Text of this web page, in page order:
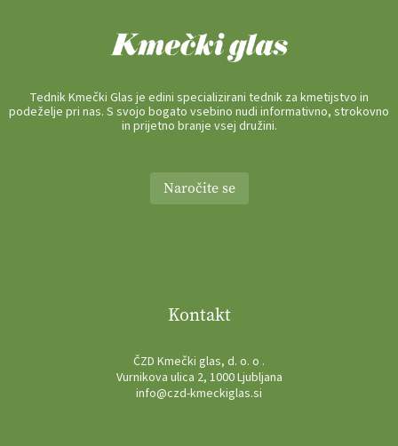
Tednik Kmečki Glas je edini specializirani tednik za kmetijstvo in
podeželje pri nas. S svojo bogato vsebino nudi informativno, strokovno
in prijetno branje vsej družini.
Naročite se
Kontakt
ČZD Kmečki glas, d. o. o .
Vurnikova ulica 2, 1000 Ljubljana
info@czd-kmeckiglas.si